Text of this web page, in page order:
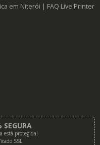
em Niterói | FAQ Live Printer
está protegida!
SSL